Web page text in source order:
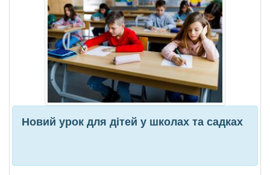
Новий урок для дітей у школах та садках